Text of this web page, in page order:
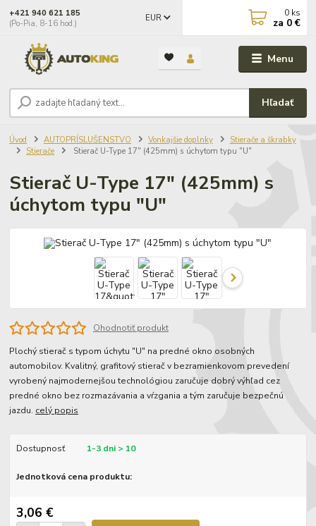
Menu
EUR
Hľadať
+421 940 621 185
(Po-Pia, 8-16 hod.)
0 ks
za 0 €
Úvod AUTOPRÍSLUŠENSTVO Vonkajšie doplnky
Stierače a škrabky
Stierače
Stierač U-Type 17" (425mm) s úchytom typu "U"
Stierač U-Type 17" (425mm) s
úchytom typu "U"
Ohodnotiť produkt
Plochý stierač s typom úchytu "U" na predné okno osobných
automobilov. Kvalitný, grafitový stierač v bezramienkovom prevedení
vyrobený najmodernejšou technológiou zaručuje dobrý výhľad cez
predné okno bez rozmazávania a vŕzgania a tým zaručuje bezpečnú
jazdu. celý popis
Dostupnosť 1-3 dni > 10
Jednotková cena produktu:
3,06 €